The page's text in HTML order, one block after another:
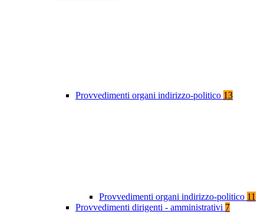
Provvedimenti organi indirizzo-politico 13
Provvedimenti organi indirizzo-politico 11
Provvedimenti dirigenti - amministrativi 7